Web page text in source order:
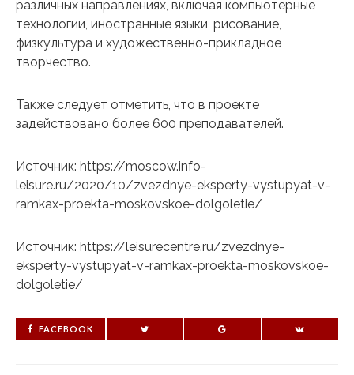
различных направлениях, включая компьютерные
технологии, иностранные языки, рисование,
физкультура и художественно-прикладное
творчество.
Также следует отметить, что в проекте
задействовано более 600 преподавателей.
Источник: https://moscow.info-
leisure.ru/2020/10/zvezdnye-eksperty-vystupyat-v-
ramkax-proekta-moskovskoe-dolgoletie/
Источник: https://leisurecentre.ru/zvezdnye-
eksperty-vystupyat-v-ramkax-proekta-moskovskoe-
dolgoletie/
FACEBOOK